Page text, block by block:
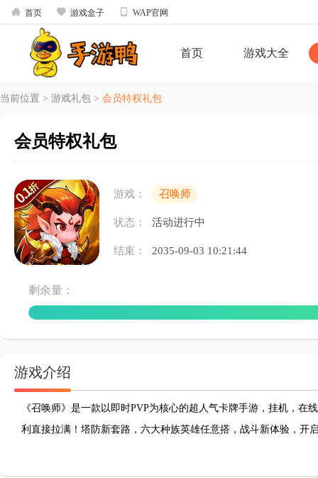
 首页  游戏盒子  WAP官网
首页 游戏大全
当前位置 > 游戏礼包 > 会员特权礼包
会员特权礼包
游戏： 召唤师
状态： 活动进行中
结束： 2035-09-03 10:21:44
剩余量：
游戏介绍
《召唤师》是一款以即时PVP为核心的超人气卡牌手游，挂机，
利直接拉满！塔防新套路，六大种族英雄任意搭，战斗新体验，开